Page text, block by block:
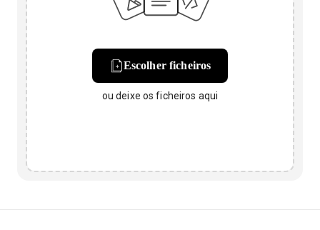
Escolher ficheiros
ou deixe os ficheiros aqui